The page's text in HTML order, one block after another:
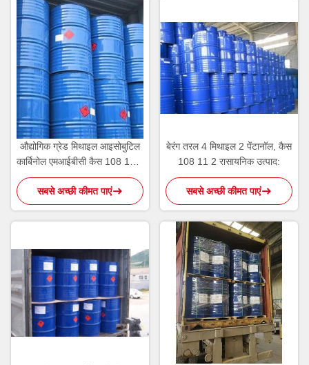
औद्योगिक ग्रेड मिथाइल आइसोबुटिल
कार्बिनोल एमआईबीसी कैस 108 11 2
हल्के अल्कोहल गंध:
सबसे अच्छी कीमत पाएं
बेरंग तरल 4 मिथाइल 2 पेंटानॉल, कैस
108 11 2 रासायनिक उत्पाद:
सबसे अच्छी कीमत पाएं